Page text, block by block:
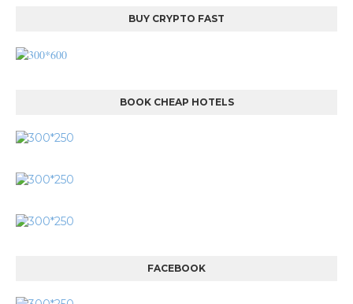
BUY CRYPTO FAST
BOOK CHEAP HOTELS
FACEBOOK